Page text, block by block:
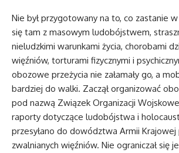
Nie był przygotowany na to, co zastanie
się tam z masowym ludobójstwem,
nieludzkimi warunkami życia, chorobami
więźniów, torturami fizycznymi i
obozowe przeżycia nie załamały go, a
bardziej do walki. Zaczął organizować
pod nazwą Związek Organizacji
raporty dotyczące ludobójstwa i
przesyłano do dowództwa Armii
zwalnianych więźniów. Nie ograniczał się